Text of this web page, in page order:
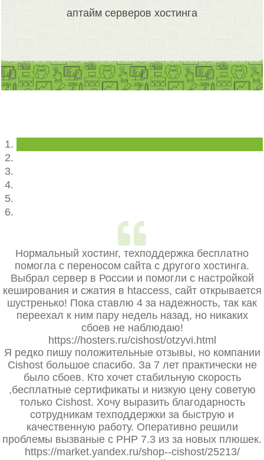
аптайм серверов хостинга
Нормальный хостинг, техподдержка бесплатно
помогла с переносом сайта с другого хостинга.
Выбрал сервер в России и помогли с настройкой
кеширования и сжатия в htaccess, сайт открывается
шустренько! Пока ставлю 4 за надежность, так как
переехал к ним пару недель назад, но никаких
сбоев не наблюдаю!
https://hosters.ru/cishost/otzyvi.html
Я редко пишу положительные отзывы, но компании
Cishost большое спасибо. За 7 лет практически не
было сбоев. Кто хочет стабильную скорость
,бесплатные сертификаты и низкую цену советую
только Cishost. Хочу выразить благодарность
сотрудникам техподдержки за быструю и
качественную работу. Оперативно решили
проблемы вызваные с PHP 7.3 из за новых плюшек.
https://market.yandex.ru/shop--cishost/25213/